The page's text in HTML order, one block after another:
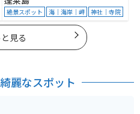
絶景スポット 海｜海岸｜岬 神社｜寺院
見る
麗なスポット